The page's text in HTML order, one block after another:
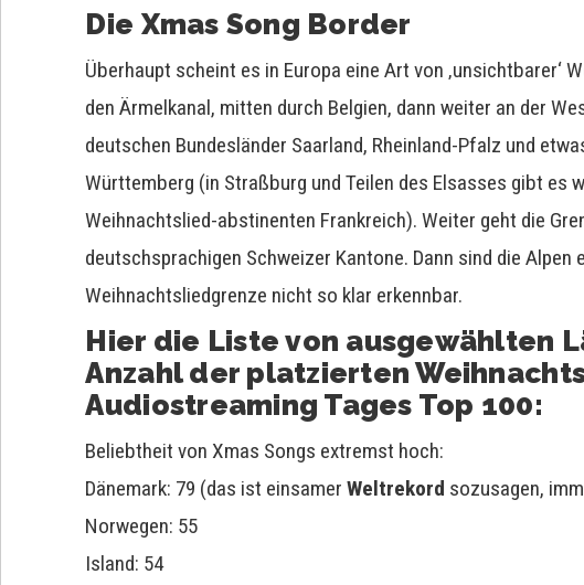
Die Xmas Song Border
Überhaupt scheint es in Europa eine Art von ‚unsichtbarer‘
den Ärmelkanal, mitten durch Belgien, dann weiter an der
deutschen Bundesländer Saarland, Rheinland-Pfalz und
Württemberg (in Straßburg und Teilen des Elsasses gibt es
Weihnachtslied-abstinenten Frankreich). Weiter geht die
deutschsprachigen Schweizer Kantone. Dann sind die
Weihnachtsliedgrenze nicht so klar erkennbar.
Hier die Liste von ausgewählten
Anzahl der platzierten
Audiostreaming Tages Top 100:
Beliebtheit von Xmas Songs extremst hoch:
Dänemark: 79 (das ist einsamerWeltrekord sozusagen,
Norwegen: 55
Island: 54